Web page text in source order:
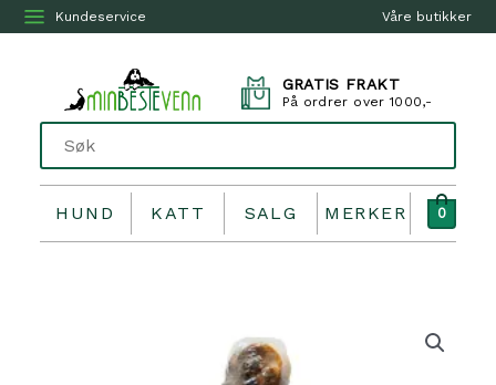
Våre butikker
Kundeservice
GRATIS FRAKT
På ordrer over 1000,-
HUND KATT SALG MERKER 0